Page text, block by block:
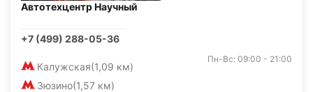
Автотехцентр Научный
+7 (499) 288-05-36
Калужская(1,09 км)
Зюзино(1,57 км)
Пн-Вс: 09:00 - 21:00